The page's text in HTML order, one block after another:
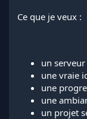
Ce que je veux :
un
une vraie
une
une
un projet